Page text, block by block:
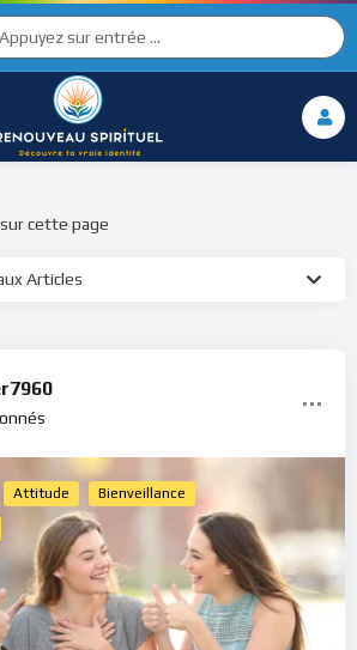
Articles
cette page
Attitude Bienveillance